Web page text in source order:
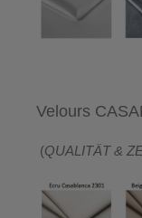
Velours
(QUALITÄT &